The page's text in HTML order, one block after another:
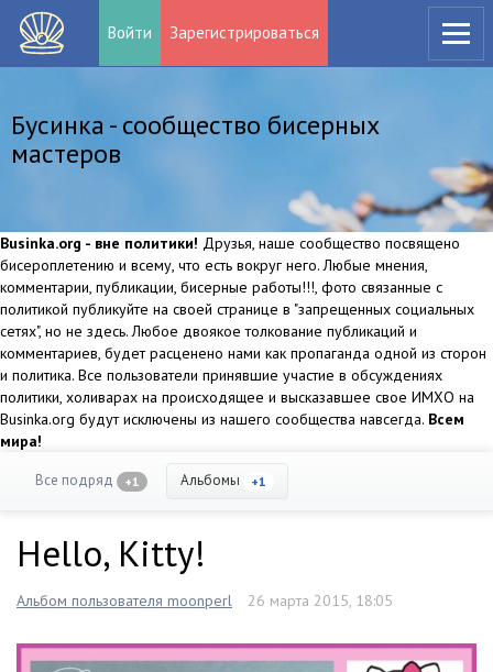
Войти Зарегистрироваться
Бусинка - сообщество бисерных
мастеров
Businka.org - вне политики! Друзья, наше сообщество посвящено
бисероплетению и всему, что есть вокруг него. Любые мнения,
комментарии, публикации, бисерные работы!!!, фото связанные с
политикой публикуйте на своей странице в "запрещенных социальных
сетях", но не здесь. Любое двоякое толкование публикаций и
комментариев, будет расценено нами как пропаганда одной из сторон
и политика. Все пользователи принявшие участие в обсуждениях
политики, холиварах на происходящее и высказавшее свое ИМХО на
Businka.org будут исключены из нашего сообщества навсегда. Всем
мира!
Все подряд +1 Альбомы +1
Hello, Kitty!
Альбом пользователя moonperl 26 марта 2015, 18:05